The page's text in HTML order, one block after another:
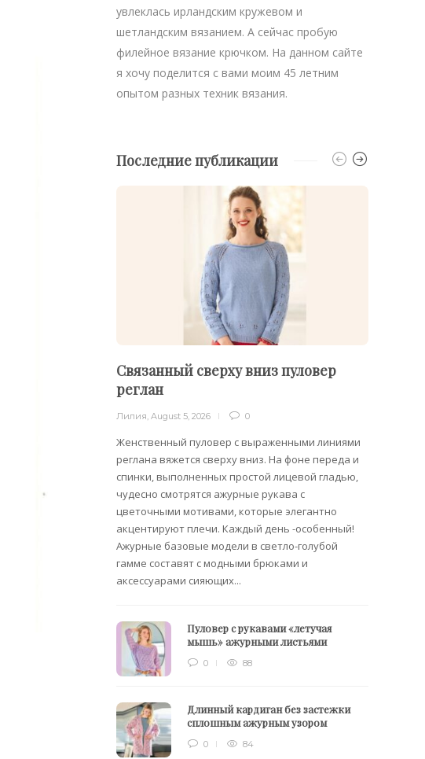
увлеклась ирландским кружевом и
шетландским вязанием. А сейчас пробую
филейное вязание крючком. На данном сайте
я хочу поделится с вами моим 45 летним
опытом разных техник вязания.
Последние публикации
Связанный сверху вниз пуловер
реглан
Лилия ,August 5, 2026 0
Женственный пуловер с выраженными линиями
реглана вяжется сверху вниз. На фоне переда и
спинки, выполненных простой лицевой гладью,
чудесно смотрятся ажурные рукава с
цветочными мотивами, которые элегантно
акцентируют плечи. Каждый день -особенный!
Ажурные базовые модели в светло-голубой
гамме составят с модными брюками и
аксессуарами сияющих...
Пуловер с рукавами «летучая
мышь» ажурными листьями
0 88
Длинный кардиган без застежки
сплошным ажурным узором
0 84